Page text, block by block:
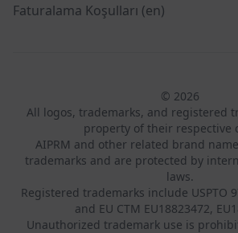
Faturalama Koşulları (en)
© 2026
All logos, trademarks, and registered
property of their respective
AIPRM and other related brand
trademarks and are protected by
laws.
Registered trademarks include USPTO
and EU CTM EU18823472,
Unauthorized trademark use is